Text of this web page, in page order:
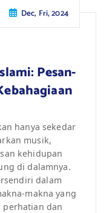
Dec, Fri, 2024
Pesan-
hanya sekedar
musik,
kehidupan
di dalamnya.
dalam
makna yang
perhatian dan